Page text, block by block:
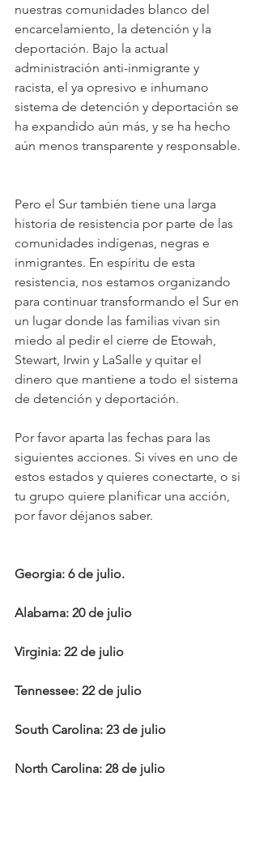
nuestras comunidades blanco del
encarcelamiento, la detención y la
deportación. Bajo la actual
administración anti-inmigrante y
racista, el ya opresivo e inhumano
sistema de detención y deportación se
ha expandido aún más, y se ha hecho
aún menos transparente y responsable.
Pero el Sur también tiene una larga
historia de resistencia por parte de las
comunidades indígenas, negras e
inmigrantes. En espíritu de esta
resistencia, nos estamos organizando
para continuar transformando el Sur en
un lugar donde las familias vivan sin
miedo al pedir el cierre de Etowah,
Stewart, Irwin y LaSalle y quitar el
dinero que mantiene a todo el sistema
de detención y deportación.
Por favor aparta las fechas para las
siguientes acciones. Si vives en uno de
estos estados y quieres conectarte, o si
tu grupo quiere planificar una acción,
por favor déjanos saber.
Georgia: 6 de julio.
Alabama: 20 de julio
Virginia: 22 de julio
Tennessee: 22 de julio
South Carolina: 23 de julio
North Carolina: 28 de julio